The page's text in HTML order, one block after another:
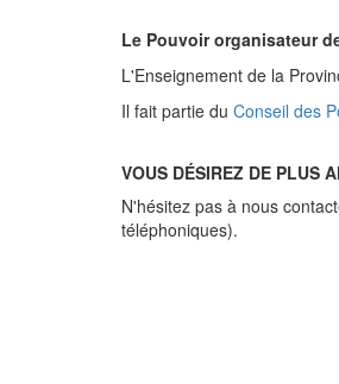
Le Pouvoir organisateur
L'Enseignement de la
Il fait partie du Conseil des
VOUS DÉSIREZ DE PLUS
N'hésitez pas à nous
téléphoniques).